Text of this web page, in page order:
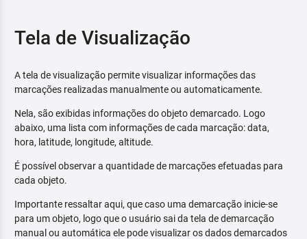
Tela de Visualização
A tela de visualização permite visualizar informações das
marcações realizadas manualmente ou automaticamente.
Nela, são exibidas informações do objeto demarcado. Logo
abaixo, uma lista com informações de cada marcação: data,
hora, latitude, longitude, altitude.
É possível observar a quantidade de marcações efetuadas para
cada objeto.
Importante ressaltar aqui, que caso uma demarcação inicie-se
para um objeto, logo que o usuário sai da tela de demarcação
manual ou automática ele pode visualizar os dados demarcados